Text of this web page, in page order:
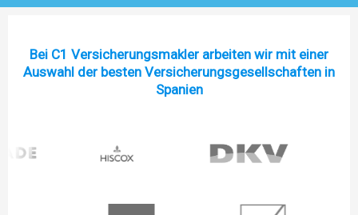
Bei C1 Versicherungsmakler arbeiten wir mit einer
Auswahl der besten Versicherungsgesellschaften in
Spanien